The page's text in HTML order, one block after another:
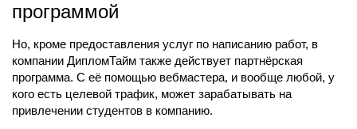
программой
Но, кроме предоставления услуг по написанию работ, в
компании ДипломТайм также действует партнёрская
программа. С её помощью вебмастера, и вообще любой, у
кого есть целевой трафик, может зарабатывать на
привлечении студентов в компанию.